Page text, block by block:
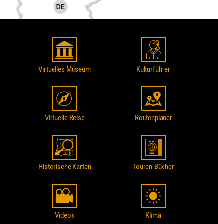
Virtuelles Museum Kulturführer
Virtuelle Reise Routenplaner
Historische Karten Touren-Bücher
Videos Klima